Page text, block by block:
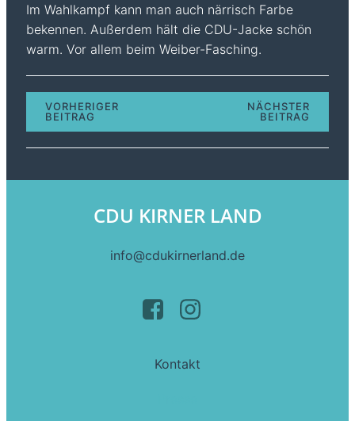
Im Wahlkampf kann man auch närrisch Farbe
bekennen. Außerdem hält die CDU-Jacke schön
warm. Vor allem beim Weiber-Fasching.
VORHERIGER
BEITRAG
NÄCHSTER
BEITRAG
CDU KIRNER LAND
info@cdukirnerland.de
Kontakt